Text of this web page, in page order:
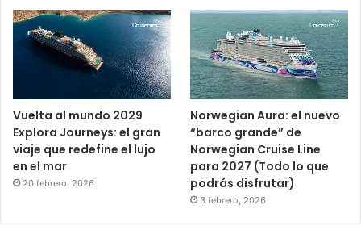
Vuelta al mundo 2029
Explora Journeys: el gran
viaje que redefine el lujo
en el mar
20 febrero, 2026
Norwegian Aura: el nuevo
“barco grande” de
Norwegian Cruise Line
para 2027 (Todo lo que
podrás disfrutar)
3 febrero, 2026